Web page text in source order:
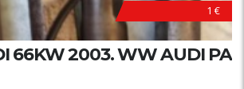
1 €
66KW 2003. WW AUDI PA